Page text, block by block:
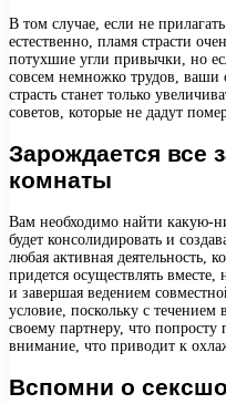
В том случае, если не
естественно, пламя страсти
потухшие угли привычки, но
совсем немножко трудов, ваши
страсть станет только
советов, которые не дадут
Зарождается все
комнаты
Вам необходимо найти какую-
будет консолидировать и
любая активная деятельность,
придется осуществлять
и завершая ведением
условие, поскольку с
своему партнеру, что
внимание, что приводит к
Вспомни о